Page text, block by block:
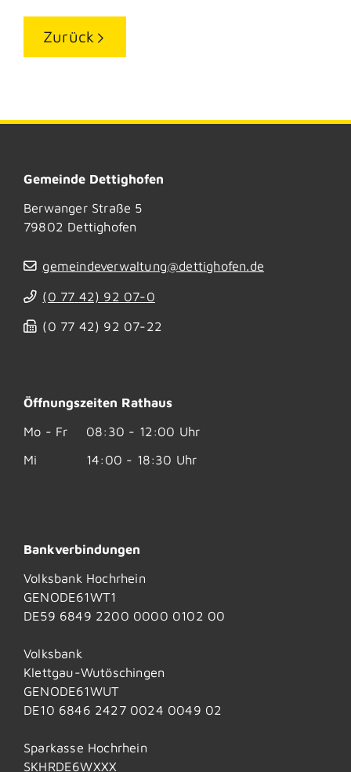
Zurück
Gemeinde Dettighofen
Berwanger Straße 5
79802 Dettighofen
gemeindeverwaltung@dettighofen.de
(0 77 42) 92 07-0
(0 77 42) 92 07-22
Öffnungszeiten Rathaus
Mo - Fr
08:30 - 12:00 Uhr
Mi
14:00 - 18:30 Uhr
Bankverbindungen
Volksbank Hochrhein
GENODE61WT1
DE59 6849 2200 0000 0102 00
Volksbank
Klettgau-Wutöschingen
GENODE61WUT
DE10 6846 2427 0024 0049 02
Sparkasse Hochrhein
SKHRDE6WXXX